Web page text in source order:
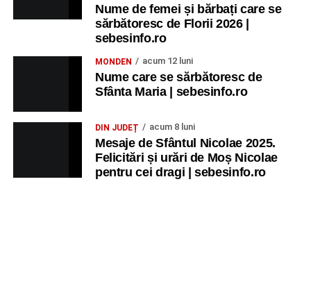
– Parcul Tineretului: proiecția filmului pentru
„Străjerii Deltei”(România, 2021), film de familie și
JOI, 27 AUGUST 2026
Grădina Muzeului Municipal „Ioan
Raica” Sebeș
Sărbătoarea Seniorilor– festivitatea de
premiere a cuplurilor care aniversează 50 de ani de
Nume de femei și bărbați care se
sărbătoresc de Florii 2026 |
sebesinfo.ro
MONDEN acum 12 luni
Nume care se sărbătoresc de
Sfânta Maria | sebesinfo.ro
DIN JUDEȚ acum 8 luni
Mesaje de Sfântul Nicolae 2025.
Felicitări și urări de Moș Nicolae
pentru cei dragi | sebesinfo.ro